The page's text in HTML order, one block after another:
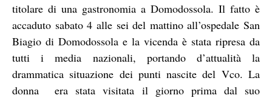
titolare di una gastronomia a Domodossola. Il fatto è
accaduto sabato 4 alle sei del mattino all’ospedale San
Biagio di Domodossola e la vicenda è stata ripresa da
tutti i media nazionali, portando d’attualità la
drammatica situazione dei punti nascite del Vco. La
donna era stata visitata il giorno prima dal suo